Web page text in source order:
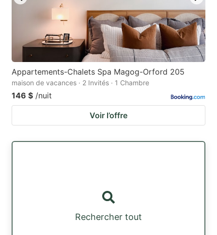
Appartements-Chalets Spa Magog-Orford 205
maison de vacances · 2 Invités · 1 Chambre
146 $ /nuit
Voir l’offre
Rechercher tout